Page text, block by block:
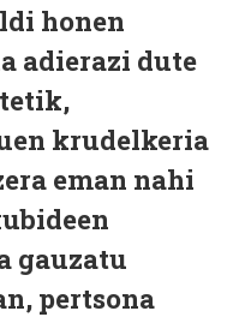
honen
adierazi dute
krudelkeria
eman nahi
gauzatu
pertsona